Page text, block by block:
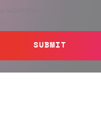
reCAPTCHA.
SUBMIT